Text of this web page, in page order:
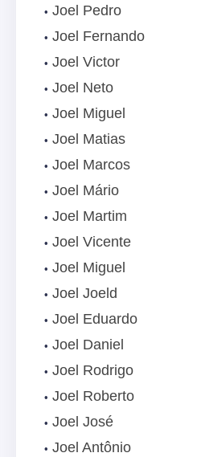
Joel Pedro
Joel Fernando
Joel Victor
Joel Neto
Joel Miguel
Joel Matias
Joel Marcos
Joel Mário
Joel Martim
Joel Vicente
Joel Miguel
Joel Joeld
Joel Eduardo
Joel Daniel
Joel Rodrigo
Joel Roberto
Joel José
Joel Antônio